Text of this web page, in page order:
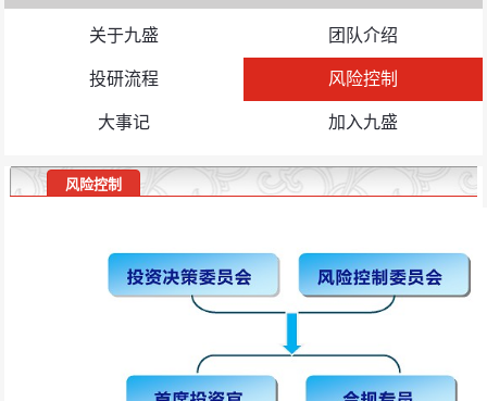
关于九盛 团队介绍
投研流程 风险控制
大事记 加入九盛
风险控制